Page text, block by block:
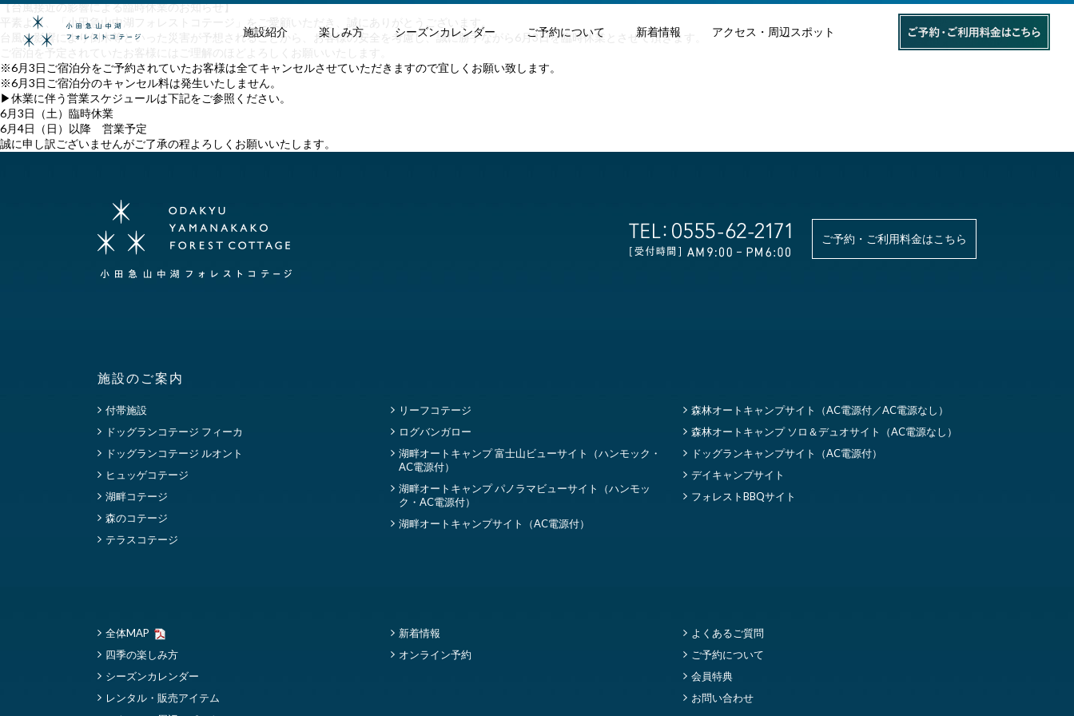
施設紹介 楽しみ方 シーズンカレンダー ご予約について 新着情報 アクセス・周辺スポット
【台風接近の影響による臨時休業のお知らせ】
平素より、「小田急山中湖フォレストコテージ」をご愛顧いただき、誠にありがとうございます。
台風の影響により倒木等といった災害が予想されることから、お客様の安全を考慮し、誠に勝手ながら6月3日を臨時休業とさせて頂きます。
ご宿泊を予定されていたお客様にはご理解のほどよろしくお願いいたします。
※6月3日ご宿泊分をご予約されていたお客様は全てキャンセルさせていただきますので宜しくお願い致します。
※6月3日ご宿泊分のキャンセル料は発生いたしません。
▶休業に伴う営業スケジュールは下記をご参照ください。
6月3日（土）臨時休業
6月4日（日）以降 営業予定
誠に申し訳ございませんがご了承の程よろしくお願いいたします。
ご予約・ご利用料金はこちら
施設のご案内
付帯施設
ドッグランコテージ フィーカ
ドッグランコテージ ルオント
ヒュッゲコテージ
湖畔コテージ
森のコテージ
テラスコテージ
リーフコテージ
ログバンガロー
湖畔オートキャンプ 富士山ビューサイト（ハンモック・
AC電源付）
湖畔オートキャンプ パノラマビューサイト（ハンモッ
ク・AC電源付）
湖畔オートキャンプサイト（AC電源付）
森林オートキャンプサイト（AC電源付／AC電源なし）
森林オートキャンプ ソロ＆デュオサイト（AC電源なし）
ドッグランキャンプサイト（AC電源付）
デイキャンプサイト
フォレストBBQサイト
全体MAP
四季の楽しみ方
シーズンカレンダー
レンタル・販売アイテム
新着情報
オンライン予約
よくあるご質問
ご予約について
会員特典
お問い合わせ